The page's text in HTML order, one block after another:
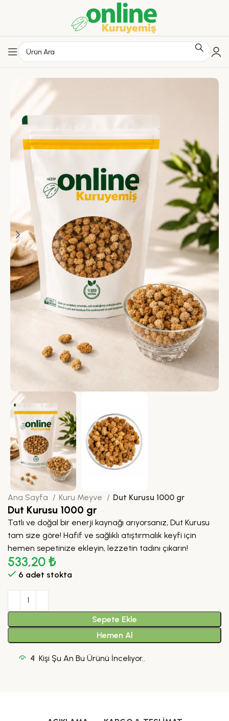
Ana Sayfa Kuru Meyve Dut Kurusu 1000 gr
Dut Kurusu 1000 gr
Tatlı ve doğal bir enerji kaynağı arıyorsanız, Dut Kurusu
tam size göre! Hafif ve sağlıklı atıştırmalık keyfi için
hemen sepetinize ekleyin, lezzetin tadını çıkarın!
533,20₺
6 adet stokta
Sepete Ekle
Hemen Al
4 Kişi Şu An Bu Ürünü İnceliyor..